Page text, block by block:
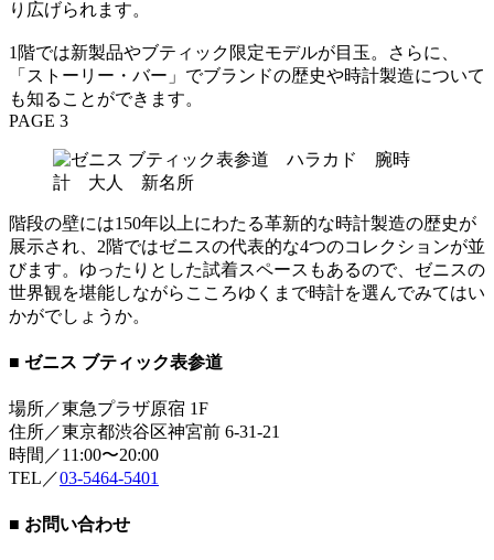
り広げられます。
1階では新製品やブティック限定モデルが目玉。さらに、
「ストーリー・バー」でブランドの歴史や時計製造について
も知ることができます。
PAGE 3
階段の壁には150年以上にわたる革新的な時計製造の歴史が
展示され、2階ではゼニスの代表的な4つのコレクションが並
びます。ゆったりとした試着スペースもあるので、ゼニスの
世界観を堪能しながらこころゆくまで時計を選んでみてはい
かがでしょうか。
■ ゼニス ブティック表参道
場所／東急プラザ原宿 1F
住所／東京都渋谷区神宮前 6-31-21
時間／11:00〜20:00
TEL／03-5464-5401
■ お問い合わせ